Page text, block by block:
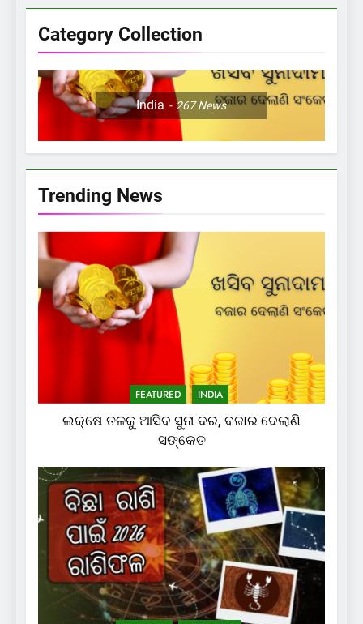
Category Collection
India 267News
Trending News
FEATURED INDIA
ଲକ୍ଷେ ତଳକୁ ଆସିବ ସୁନା ଦର, ବଜାର ଦେଲାଣି
ସଙ୍କେତ